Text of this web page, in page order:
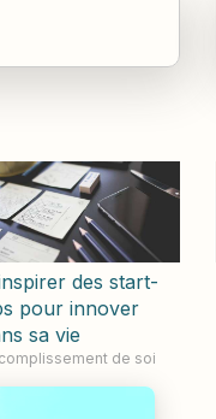
des start-
pour innover
sa vie
de soi